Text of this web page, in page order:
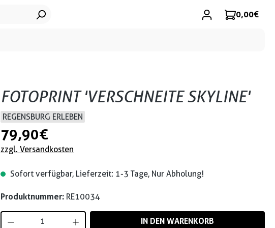
0,00 €
FOTOPRINT 'VERSCHNEITE SKYLINE'
REGENSBURG ERLEBEN
79,90 €
zzgl. Versandkosten
Sofort verfügbar, Lieferzeit: 1-3 Tage, Nur Abholung!
Produktnummer: RE10034
Produkt Anzahl: Gib den gewünschten Wert ein
IN DEN WARENKORB